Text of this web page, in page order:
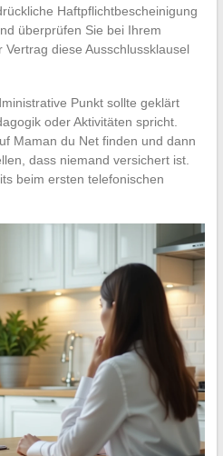
Haftpflichtbescheinigung
überprüfen Sie bei Ihrem
diese Ausschlussklausel
Punkt sollte geklärt
oder Aktivitäten spricht.
Maman du Net finden und dann
dass niemand versichert ist.
beim ersten telefonischen